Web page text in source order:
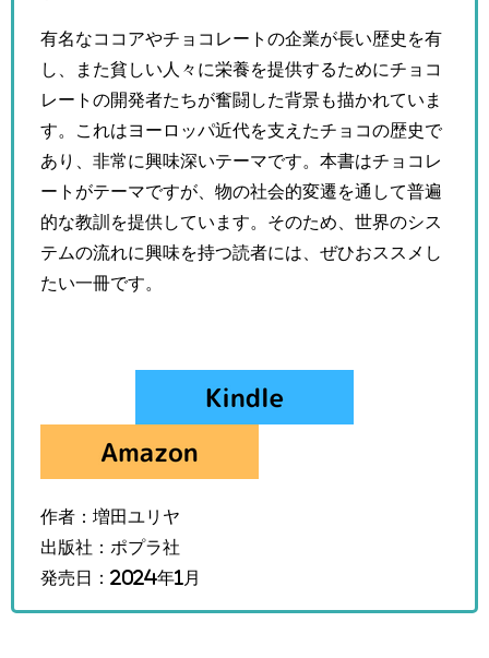
有名なココアやチョコレートの企業が長い歴史を有
し、また貧しい人々に栄養を提供するためにチョコ
レートの開発者たちが奮闘した背景も描かれていま
す。これはヨーロッパ近代を支えたチョコの歴史で
あり、非常に興味深いテーマです。本書はチョコレ
ートがテーマですが、物の社会的変遷を通して普遍
的な教訓を提供しています。そのため、世界のシス
テムの流れに興味を持つ読者には、ぜひおススメし
たい一冊です。
作者：増田ユリヤ
出版社：ポプラ社
発売日：2024年1月